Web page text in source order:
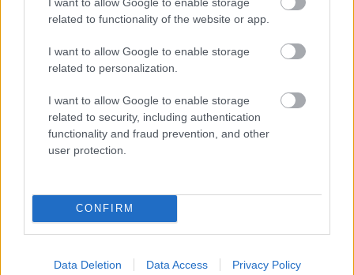
related to functionality of the website or app.
I want to allow Google to enable storage
related to personalization.
I want to allow Google to enable storage
related to security, including authentication
functionality and fraud prevention, and other
user protection.
CONFIRM
Data Deletion Data Access Privacy Policy